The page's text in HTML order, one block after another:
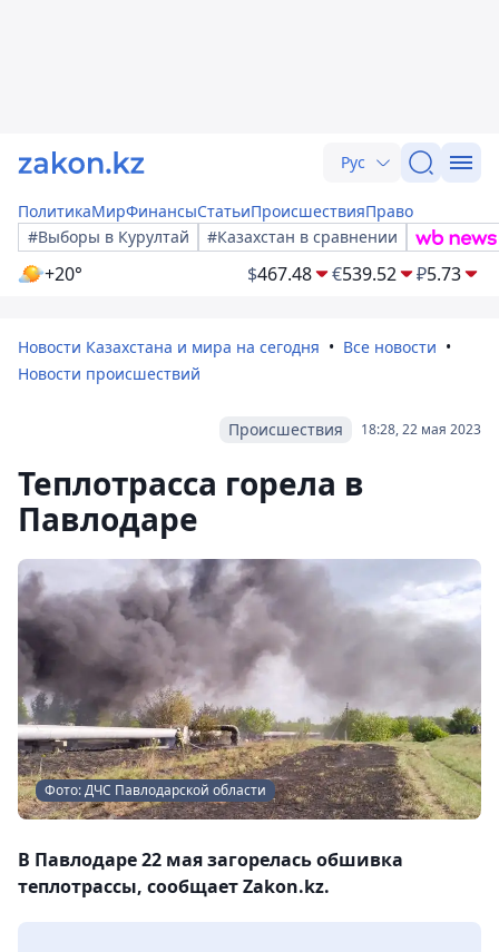
Рус
ПолитикаМирФинансыСтатьиПроисшествияПраво
#Выборы в Курултай
#Казахстан в сравнении
+20° $467.48 €539.52 ₽5.73
Новости Казахстана и мира на сегодня
Все новости
Новости происшествий
18:28, 22 мая 2023
Происшествия
Теплотрасса горела в
Павлодаре
Фото: ДЧС Павлодарской области
В Павлодаре 22 мая загорелась обшивка
теплотрассы, сообщает Zakon.kz.